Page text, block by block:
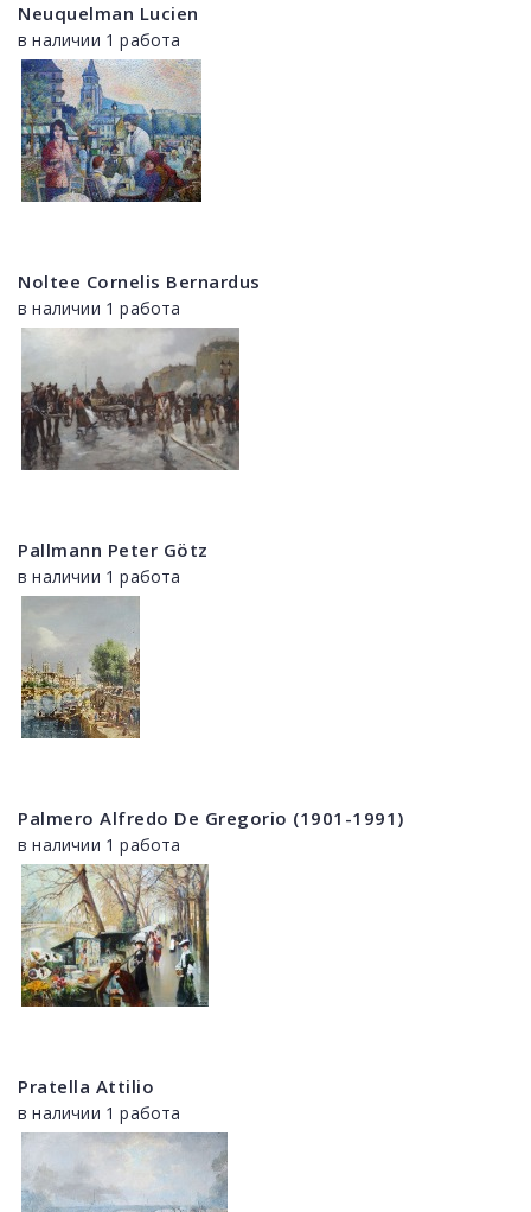
Neuquelman Lucien
в наличии 1 работа
Noltee Cornelis Bernardus
в наличии 1 работа
Pallmann Peter Götz
в наличии 1 работа
Palmero Alfredo De Gregorio (1901-1991)
в наличии 1 работа
Pratella Attilio
в наличии 1 работа